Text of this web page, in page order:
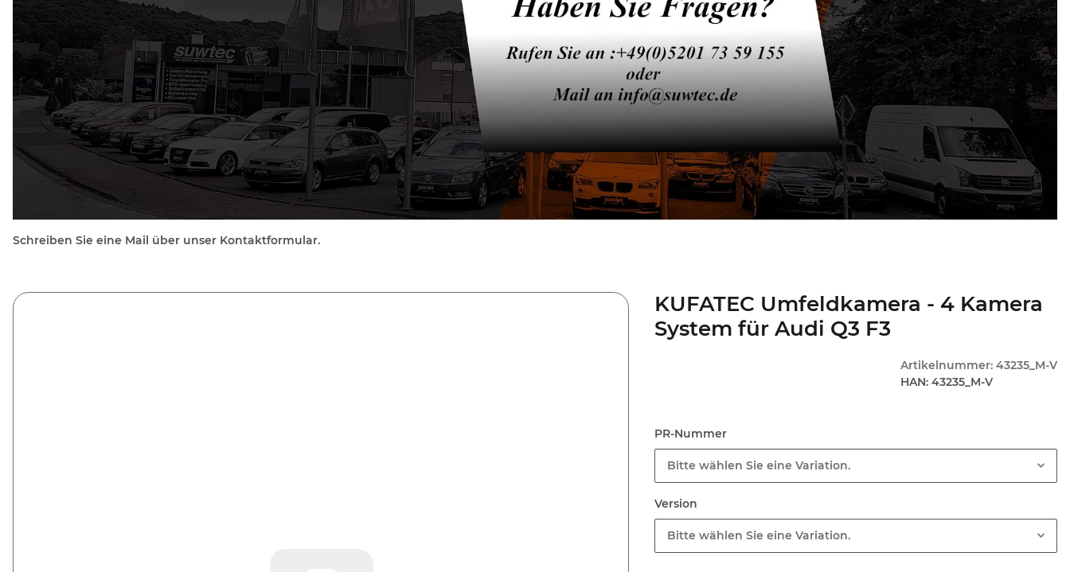
Schreiben Sie eine Mail über unser Kontaktformular.
KUFATEC Umfeldkamera - 4 Kamera
System für Audi Q3 F3
Artikelnummer: 43235_M-V
HAN: 43235_M-V
PR-Nummer
Bitte wählen Sie eine Variation.
Version
Bitte wählen Sie eine Variation.